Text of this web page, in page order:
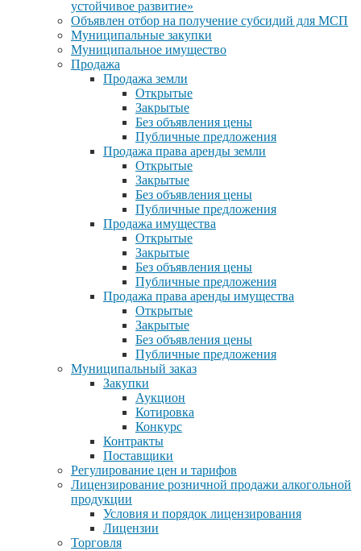
устойчивое развитие»
Объявлен отбор на получение субсидий для МСП
Муниципальные закупки
Муниципальное имущество
Продажа
Продажа земли
Открытые
Закрытые
Без объявления цены
Публичные предложения
Продажа права аренды земли
Открытые
Закрытые
Без объявления цены
Публичные предложения
Продажа имущества
Открытые
Закрытые
Без объявления цены
Публичные предложения
Продажа права аренды имущества
Открытые
Закрытые
Без объявления цены
Публичные предложения
Муниципальный заказ
Закупки
Аукцион
Котировка
Конкурс
Контракты
Поставщики
Регулирование цен и тарифов
Лицензирование розничной продажи алкогольной
продукции
Условия и порядок лицензирования
Лицензии
Торговля